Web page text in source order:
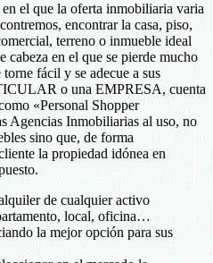
el que la oferta inmobiliaria varia
encontrar la casa, piso,
terreno o inmueble ideal
cabeza en el que se pierde mucho
fácil y se adecue a sus
o una EMPRESA, cuenta
«Personal Shopper
Agencias Inmobiliarias al uso, no
sino que, de forma
la propiedad idónea en
de cualquier activo
local, oficina…
la mejor opción para sus